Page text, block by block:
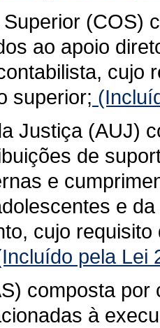
(COS)
ao apoio
cujo
superior;
Justiça (AUJ)
de
e
e
cujo
pela Lei
composta
à